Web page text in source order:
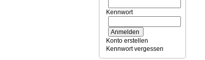
Kennwort
Konto erstellen
Kennwort vergessen